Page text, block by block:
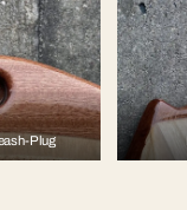
Plug